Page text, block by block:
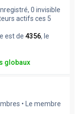
0 invisible
actifs ces 5
est de 4356, le
globaux
• Le membre